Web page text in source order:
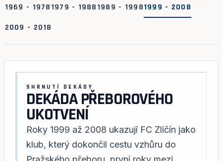
1969 - 19781979 - 19881989 - 19981999 - 2008
2009 - 2018
SHRNUTÍ DEKÁDY
DEKÁDA PŘEBOROVÉHO
UKOTVENÍ
Roky 1999 až 2008 ukazují FC Zličín jako
klub, který dokončil cestu vzhůru do